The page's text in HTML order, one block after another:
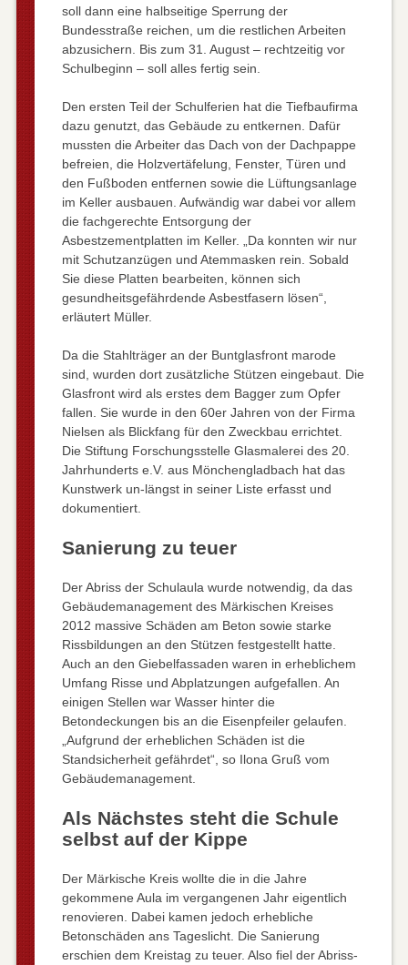
soll dann eine halbseitige Sperrung der
Bundesstraße reichen, um die restlichen Arbeiten
abzusichern. Bis zum 31. August – rechtzeitig vor
Schulbeginn – soll alles fertig sein.
Den ersten Teil der Schulferien hat die Tiefbaufirma
dazu genutzt, das Gebäude zu entkernen. Dafür
mussten die Arbeiter das Dach von der Dachpappe
befreien, die Holzvertäfelung, Fenster, Türen und
den Fußboden entfernen sowie die Lüftungsanlage
im Keller ausbauen. Aufwändig war dabei vor allem
die fachgerechte Entsorgung der
Asbestzementplatten im Keller. „Da konnten wir nur
mit Schutzanzügen und Atemmasken rein. Sobald
Sie diese Platten bearbeiten, können sich
gesundheitsgefährdende Asbestfasern lösen“,
erläutert Müller.
Da die Stahlträger an der Buntglasfront marode
sind, wurden dort zusätzliche Stützen eingebaut. Die
Glasfront wird als erstes dem Bagger zum Opfer
fallen. Sie wurde in den 60er Jahren von der Firma
Nielsen als Blickfang für den Zweckbau errichtet.
Die Stiftung Forschungsstelle Glasmalerei des 20.
Jahrhunderts e.V. aus Mönchengladbach hat das
Kunstwerk un-längst in seiner Liste erfasst und
dokumentiert.
Sanierung zu teuer
Der Abriss der Schulaula wurde notwendig, da das
Gebäudemanagement des Märkischen Kreises
2012 massive Schäden am Beton sowie starke
Rissbildungen an den Stützen festgestellt hatte.
Auch an den Giebelfassaden waren in erheblichem
Umfang Risse und Abplatzungen aufgefallen. An
einigen Stellen war Wasser hinter die
Betondeckungen bis an die Eisenpfeiler gelaufen.
„Aufgrund der erheblichen Schäden ist die
Standsicherheit gefährdet“, so Ilona Gruß vom
Gebäudemanagement.
Als Nächstes steht die Schule
selbst auf der Kippe
Der Märkische Kreis wollte die in die Jahre
gekommene Aula im vergangenen Jahr eigentlich
renovieren. Dabei kamen jedoch erhebliche
Betonschäden ans Tageslicht. Die Sanierung
erschien dem Kreistag zu teuer. Also fiel der Abriss-